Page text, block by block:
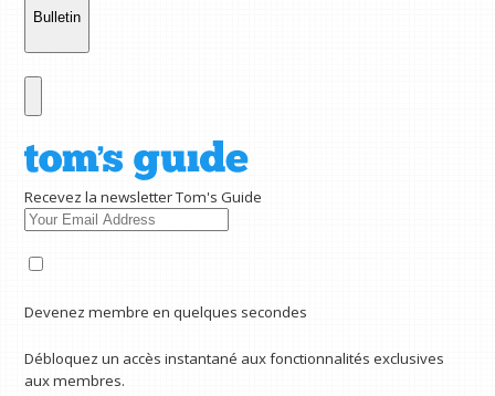
Bulletin
Recevez la newsletter Tom's Guide
Devenez membre en quelques secondes
Débloquez un accès instantané aux fonctionnalités exclusives
aux membres.